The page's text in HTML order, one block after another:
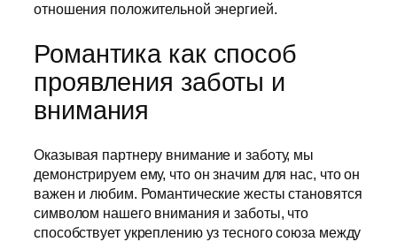
отношения положительной энергией.
Романтика как способ
проявления заботы и
внимания
Оказывая партнеру внимание и заботу, мы
демонстрируем ему, что он значим для нас, что он
важен и любим. Романтические жесты становятся
символом нашего внимания и заботы, что
способствует укреплению уз тесного союза между